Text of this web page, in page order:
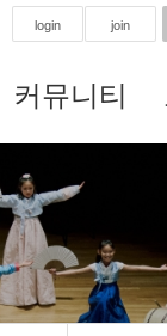
login join
커뮤니티